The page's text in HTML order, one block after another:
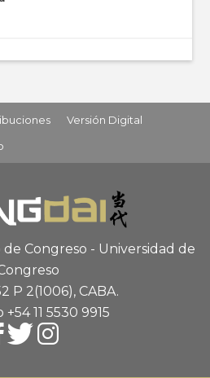
Versión Digital
Congreso - Universidad de
P 2(1006), CABA.
11 5530 9915